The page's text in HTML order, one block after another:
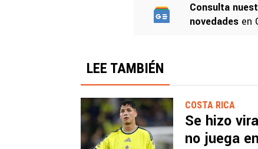
Consulta
novedades en
LEE TAMBIÉN
COSTA RICA
Se hizo
no juega